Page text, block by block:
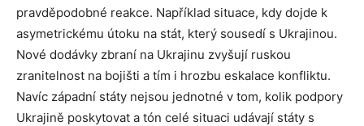
pravděpodobné reakce. Například situace, kdy dojde k
asymetrickému útoku na stát, který sousedí s Ukrajinou.
Nové dodávky zbraní na Ukrajinu zvyšují ruskou
zranitelnost na bojišti a tím i hrozbu eskalace konfliktu.
Navíc západní státy nejsou jednotné v tom, kolik podpory
Ukrajině poskytovat a tón celé situaci udávají státy s